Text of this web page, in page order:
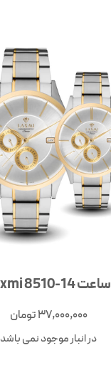
ساعت Laxmi 8510-14
37,000,000تومان
در انبار موجود نمی باشد